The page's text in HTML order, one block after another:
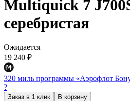
Multiquick 7
серебристая
Ожидается
19 240 ₽
320 миль программы «Аэрофлот
?
Заказ в 1 клик В корзину